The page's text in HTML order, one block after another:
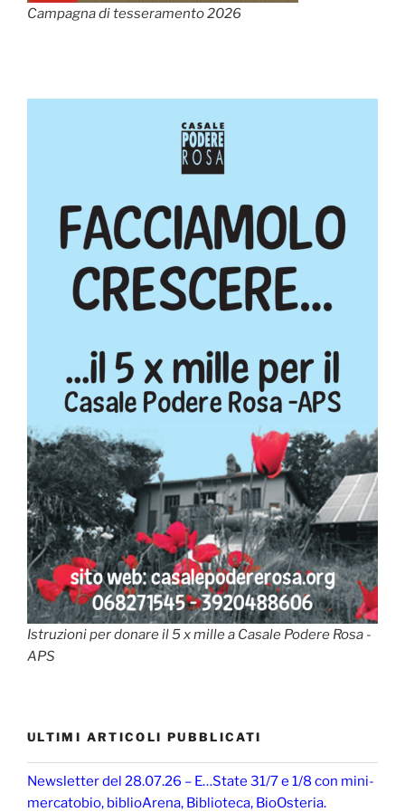
Campagna di tesseramento 2026
Istruzioni per donare il 5 x mille a Casale Podere Rosa -
APS
ULTIMI ARTICOLI PUBBLICATI
Newsletter del 28.07.26 – E…State 31/7 e 1/8 con mini-
mercatobio, biblioArena, Biblioteca, BioOsteria.